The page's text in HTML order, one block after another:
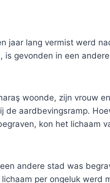
jaar lang vermist werd
gevonden in een
woonde, zijn vrouw
de aardbevingsramp.
kon het lichaam
andere stad was
per ongeluk werd